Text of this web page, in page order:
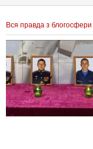
Вся правда з блогосфери